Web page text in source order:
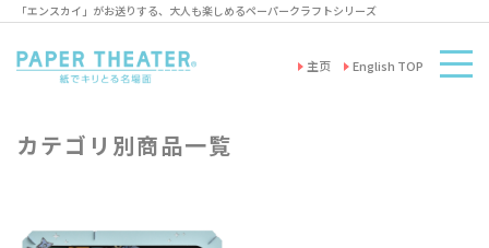
「エンスカイ」がお送りする、大人も楽しめるペーパークラフトシリーズ
主页 English TOP
カテゴリ別商品一覧